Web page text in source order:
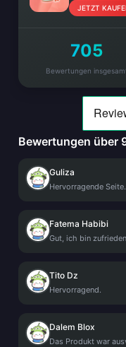
JETZT
705
Bewertungen
Bewertungen über
Guliza
Hervorragende Seite.
Fatema Habibi
Gut, ich bin
Tito Dz
Hervorragend.
Dalem Blox
Das Produkt war